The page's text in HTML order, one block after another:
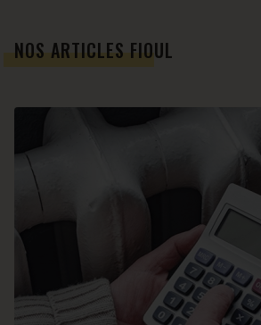
NOS ARTICLES FIOUL